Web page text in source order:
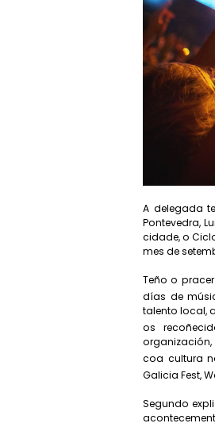
A delegada
Pontevedra,
cidade, o
mes de
Teño o
días de
talento
os
coa cultura
Galicia Fest,
Segundo